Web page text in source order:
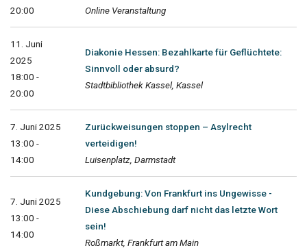
20:00
Online Veranstaltung
11. Juni
2025
18:00 -
20:00
Diakonie Hessen: Bezahlkarte für Geflüchtete:
Sinnvoll oder absurd?
Stadtbibliothek Kassel, Kassel
7. Juni 2025
13:00 -
14:00
Zurückweisungen stoppen – Asylrecht
verteidigen!
Luisenplatz, Darmstadt
7. Juni 2025
13:00 -
14:00
Kundgebung: Von Frankfurt ins Ungewisse -
Diese Abschiebung darf nicht das letzte Wort
sein!
Roßmarkt, Frankfurt am Main